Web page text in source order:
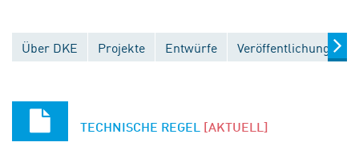
Über DKE Projekte Entwürfe Veröffentlichungen
TECHNISCHE REGEL [AKTUELL]